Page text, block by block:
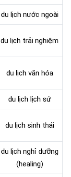
du lịch nước ngoài
du lịch trải nghiệm
du lịch văn hóa
du lịch lịch sử
du lịch sinh thái
du lịch nghỉ dưỡng
(healing)